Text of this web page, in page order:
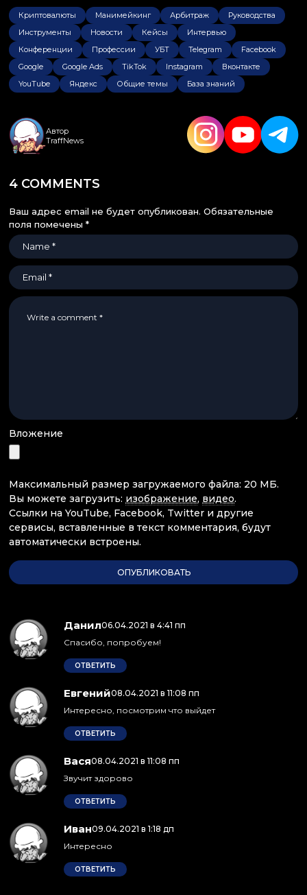
Криптовалюты Манимейкинг Арбитраж
Руководства
Инструменты
Новости Кейсы
Интервью
Конференции
Профессии УБТ Telegram
Facebook
Google
Google Ads TikTok Instagram
Вконтакте
YouTube
Яндекс Общие темы База знаний
Автор
TraffNews
4 COMMENTS
Ваш адрес email не будет опубликован. Обязательные
поля помечены *
Вложение
Максимальный размер загружаемого файла: 20 МБ.
Вы можете загрузить: изображение, видео.
Ссылки на YouTube, Facebook, Twitter и другие
сервисы, вставленные в текст комментария, будут
автоматически встроены.
Данил:06.04.2021 в 4:41 пп
Спасибо, попробуем!
ОТВЕТИТЬ
Евгений:08.04.2021 в 11:08 пп
Интересно, посмотрим что выйдет
ОТВЕТИТЬ
Вася:08.04.2021 в 11:08 пп
Звучит здорово
ОТВЕТИТЬ
Иван:09.04.2021 в 1:18 дп
Интересно
ОТВЕТИТЬ